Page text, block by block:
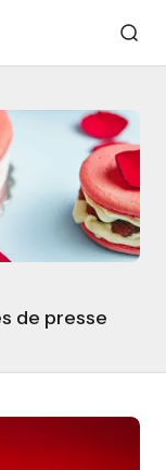
de presse